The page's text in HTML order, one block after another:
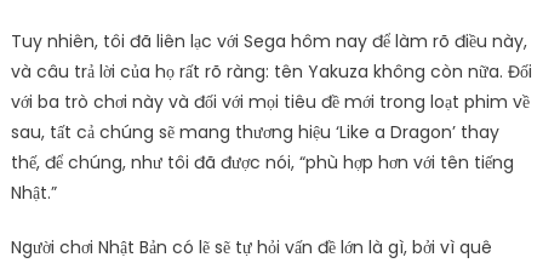
Tuy nhiên, tôi đã liên lạc với Sega hôm nay để làm rõ điều này,
và câu trả lời của họ rất rõ ràng: tên Yakuza không còn nữa. Đối
với ba trò chơi này và đối với mọi tiêu đề mới trong loạt phim về
sau, tất cả chúng sẽ mang thương hiệu ‘Like a Dragon’ thay
thế, để chúng, như tôi đã được nói, “phù hợp hơn với tên tiếng
Nhật.”
Người chơi Nhật Bản có lẽ sẽ tự hỏi vấn đề lớn là gì, bởi vì quê